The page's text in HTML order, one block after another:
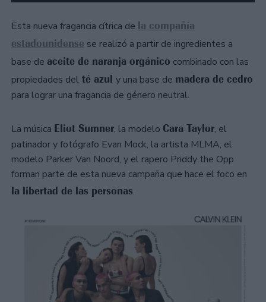
Esta nueva fragancia cítrica de la compañía
estadounidense se realizó a partir de ingredientes a
base de aceite de naranja orgánico combinado con las
propiedades del té azul y una base de madera de cedro
para lograr una fragancia de género neutral.
La música Eliot Sumner, la modelo Cara Taylor, el
patinador y fotógrafo Evan Mock, la artista MLMA, el
modelo Parker Van Noord, y el rapero Priddy the Opp
forman parte de esta nueva campaña que hace el foco en
la libertad de las personas.